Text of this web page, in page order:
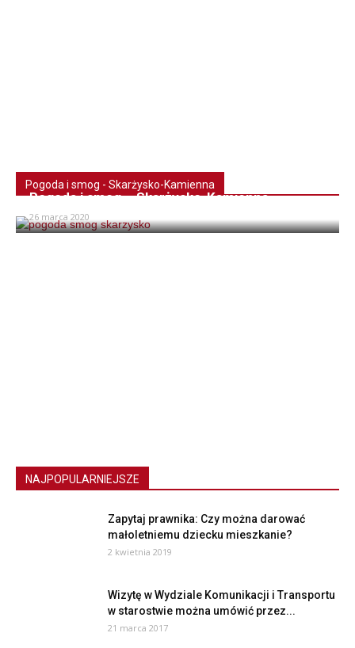
Pogoda i smog - Skarżysko-Kamienna
Pogoda i smog – Skarżysko-Kamienna
26 marca 2020
NAJPOPULARNIEJSZE
Zapytaj prawnika: Czy można darować
małoletniemu dziecku mieszkanie?
2 kwietnia 2019
Wizytę w Wydziale Komunikacji i Transportu
w starostwie można umówić przez...
21 marca 2017